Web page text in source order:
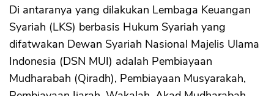
Di antaranya yang dilakukan Lembaga Keuangan
Syariah (LKS) berbasis Hukum Syariah yang
difatwakan Dewan Syariah Nasional Majelis Ulama
Indonesia (DSN MUI) adalah Pembiayaan
Mudharabah (Qiradh), Pembiayaan Musyarakah,